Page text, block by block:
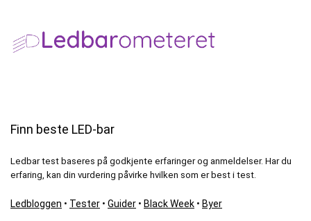
Finn beste LED-bar
Ledbar test baseres på godkjente erfaringer og anmeldelser. Har du
erfaring, kan din vurdering påvirke hvilken som er best i test.
Ledbloggen • Tester • Guider • Black Week • Byer